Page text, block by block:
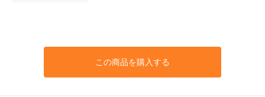
この商品を購入する